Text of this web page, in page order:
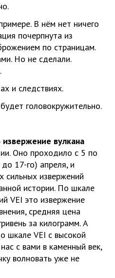
В нём нет ничего
почерпнута из
по страницам.
Но не сделали.
и следствиях.
головокружительно.
вулкана
Оно проходило с 5 по
17-го) апреля, и
сильных извержений
истории. По шкале
VEI это извержение
средняя цена
за килограмм. А
шкале VEI с высокой
с вами в каменный век,
волновать уже не